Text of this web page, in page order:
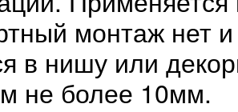
монтаж нет
в нишу или
не более 10мм.